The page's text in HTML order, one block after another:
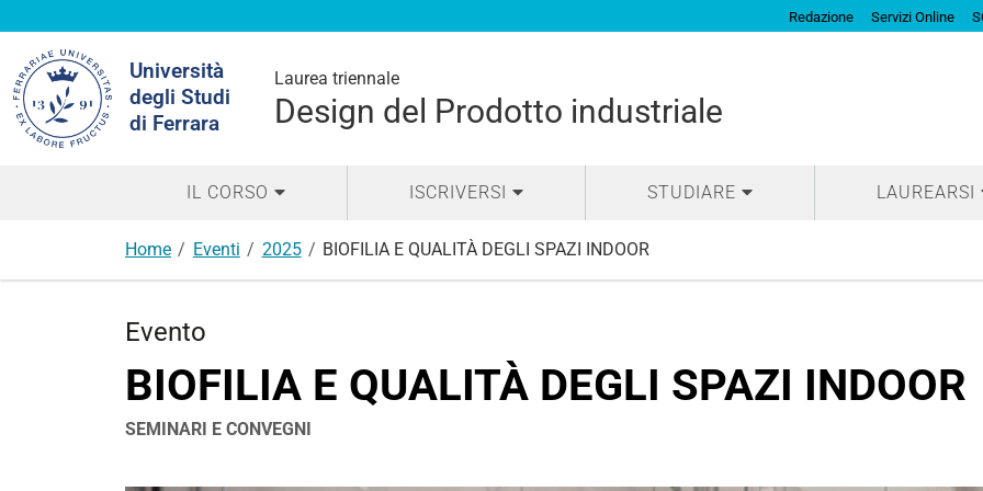
Redazione Servizi Online
Università
degli Studi
di Ferrara
Laurea triennale
Design del Prodotto industriale
nel
sito
IL CORSO ISCRIVERSI STUDIARE LAUREARSI
Home Eventi 2025 BIOFILIA E QUALITÀ DEGLI SPAZI INDOOR
Evento
BIOFILIA E QUALITÀ DEGLI SPAZI INDOOR
SEMINARI E CONVEGNI